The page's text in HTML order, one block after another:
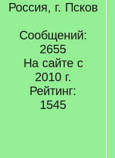
Россия, г. Псков
Сообщений:
2655
На сайте с
2010 г.
Рейтинг:
1545